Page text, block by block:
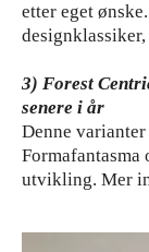
etter eget
3) Forest
senere i år
Denne
utvikling. Mer